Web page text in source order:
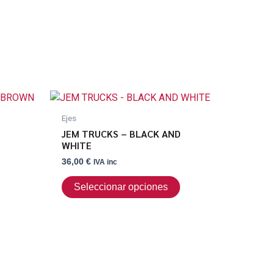
Ejes
JEM TRUCKS – BLACK AND
WHITE
36,00€ IVA inc
Seleccionar opciones
Este
opciones